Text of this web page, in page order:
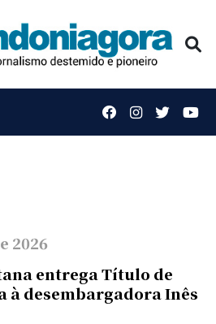
2026
entrega Título de
à desembargadora Inês